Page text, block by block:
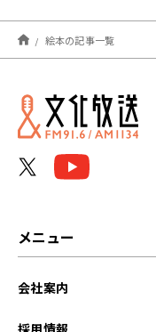
2025年
2022年
2022年
絵本の記事一覧
メニュー
会社案内
採用情報